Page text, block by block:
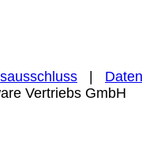
|
Vertriebs GmbH